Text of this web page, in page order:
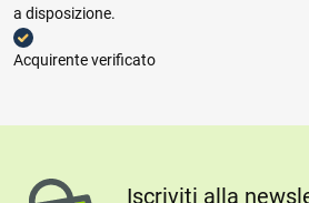
a disposizione.
Acquirente verificato
Iscriviti alla